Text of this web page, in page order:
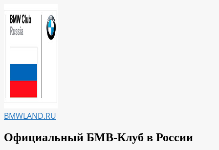
к
содержимому
BMWLAND.RU
Официальный БМВ-Клуб в России